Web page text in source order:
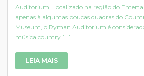
Auditorium. Localizado na região do
apenas à algumas poucas quadras do
Museum, o Ryman Auditorium é
música country [...]
LEIA MAIS